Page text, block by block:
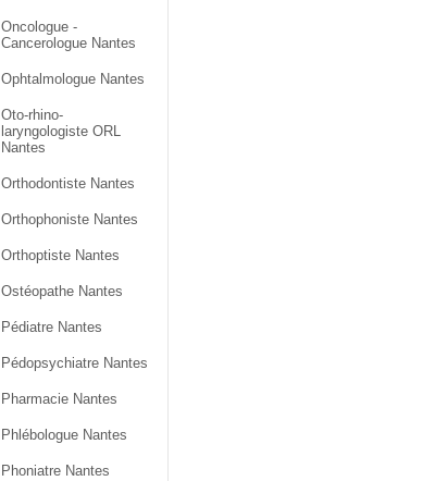
Oncologue -
Cancerologue Nantes
Ophtalmologue Nantes
Oto-rhino-
laryngologiste ORL
Nantes
Orthodontiste Nantes
Orthophoniste Nantes
Orthoptiste Nantes
Ostéopathe Nantes
Pédiatre Nantes
Pédopsychiatre Nantes
Pharmacie Nantes
Phlébologue Nantes
Phoniatre Nantes